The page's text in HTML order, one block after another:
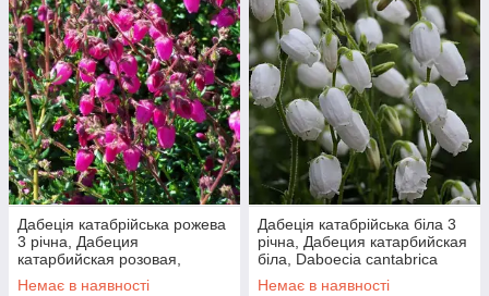
Дабеція катабрійська рожева
3 річна, Дабеция
катарбийская розовая,
Daboecia cantabrica
Немає в наявності
Дабеція катабрійська біла 3
річна, Дабеция катарбийская
біла, Daboecia cantabrica
Немає в наявності